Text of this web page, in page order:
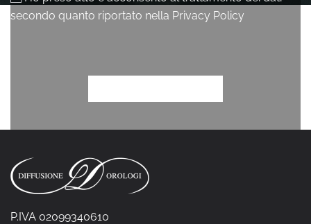
P.IVA 02099340610